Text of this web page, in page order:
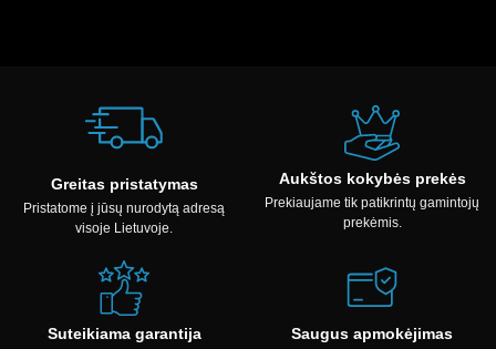
Greitas pristatymas
Pristatome į jūsų nurodytą adresą
visoje Lietuvoje.
Aukštos kokybės prekės
Prekiaujame tik patikrintų gamintojų
prekėmis.
Suteikiama garantija Saugus apmokėjimas